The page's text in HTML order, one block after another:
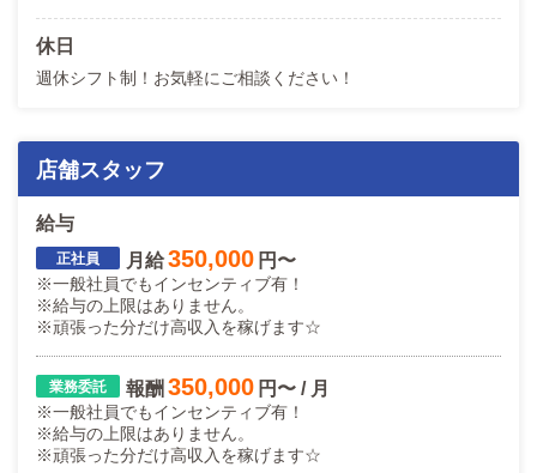
休日
週休シフト制！お気軽にご相談ください！
店舗スタッフ
給与
月給350,000 円〜
※一般社員でもインセンティブ有！
※給与の上限はありません。
※頑張った分だけ高収入を稼げます☆
報酬 350,000 円〜 / 月
※一般社員でもインセンティブ有！
※給与の上限はありません。
※頑張った分だけ高収入を稼げます☆